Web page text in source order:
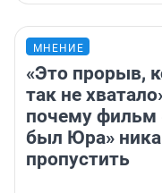
МНЕНИЕ
«Это прорыв,
так не
почему фильм
был Юра»
пропустить